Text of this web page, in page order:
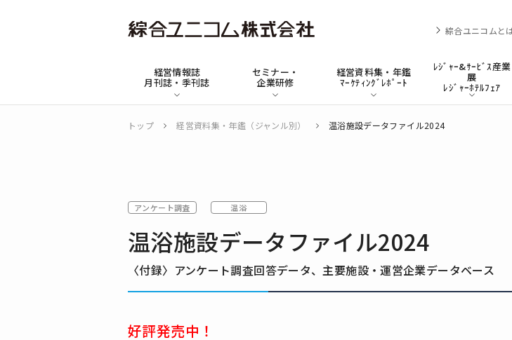
ム
経営情報誌
月刊誌・季刊誌
セミナー・
企業研修
経営資料集・年鑑
ﾏｰｹﾃｨﾝｸﾞﾚﾎﾟｰﾄ
ﾚｼﾞｬｰ&ｻｰﾋﾞｽ産業
展
ﾚｼﾞｬｰﾎﾃﾙﾌｪｱ
綜合ユニコムと
トップ 経営資料集・年鑑（ジャンル別） 温浴施設データファイル2024
〈付録〉アンケート調査回答データ、主要施設・運営企業データベース
温浴施設データファイル2024
アンケート調査 温浴
好評発売中！